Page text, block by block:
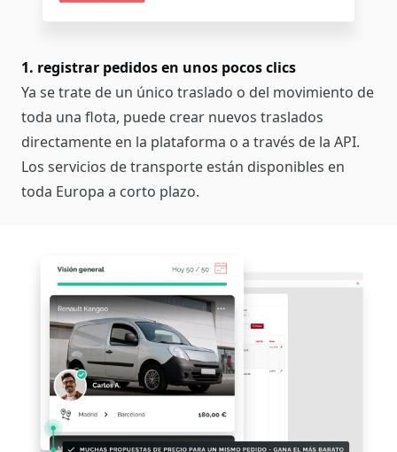
1. registrar pedidos en unos pocos clics
Ya se trate de un único traslado o del movimiento de
toda una flota, puede crear nuevos traslados
directamente en la plataforma o a través de la API.
Los servicios de transporte están disponibles en
toda Europa a corto plazo.